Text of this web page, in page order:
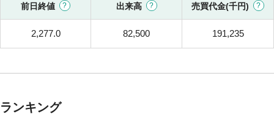
前日終値 出来高 売買代金(千円)
2,277.0 82,500 191,235
ランキング